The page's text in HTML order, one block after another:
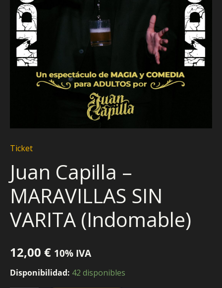
Ticket
Juan Capilla –
MARAVILLAS SIN
VARITA (Indomable)
12,00 € 10% IVA
Disponibilidad: 42 disponibles